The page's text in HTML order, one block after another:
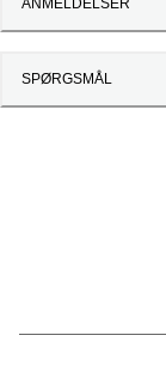
ANMELDELSER
SPØRGSMÅL